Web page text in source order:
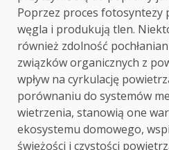
Poprzez proces fotosyntezy
węgla i produkują tlen.
również zdolność
związków organicznych z
wpływ na cyrkulację
porównaniu do systemów
wietrzenia, stanowią one
ekosystemu domowego,
świeżości i czystości